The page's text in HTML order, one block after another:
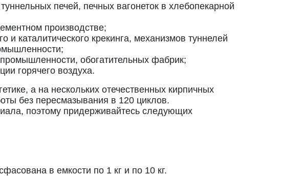
печей, печных вагонеток в хлебопекарной
производстве;
и каталитического крекинга, механизмов туннелей
обогатительных фабрик;
горячего воздуха.
а на нескольких отечественных кирпичных
без пересмазывания в 120 циклов.
поэтому придерживайтесь следующих
в емкости по 1 кг и по 10 кг.